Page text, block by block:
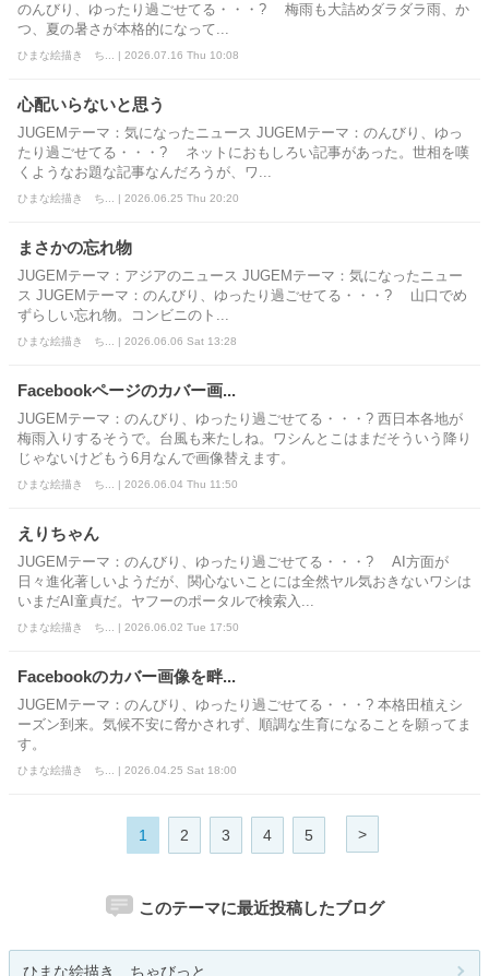
のんびり、ゆったり過ごせてる・・・? 梅雨も大詰めダラダラ雨、か
つ、夏の暑さが本格的になって...
ひまな絵描き ち... | 2026.07.16 Thu 10:08
心配いらないと思う
JUGEMテーマ：気になったニュース JUGEMテーマ：のんびり、ゆっ
たり過ごせてる・・・? ネットにおもしろい記事があった。世相を嘆
くようなお題な記事なんだろうが、ワ...
ひまな絵描き ち... | 2026.06.25 Thu 20:20
まさかの忘れ物
JUGEMテーマ：アジアのニュース JUGEMテーマ：気になったニュー
ス JUGEMテーマ：のんびり、ゆったり過ごせてる・・・? 山口でめ
ずらしい忘れ物。コンビニのト...
ひまな絵描き ち... | 2026.06.06 Sat 13:28
Facebookページのカバー画...
JUGEMテーマ：のんびり、ゆったり過ごせてる・・・? 西日本各地が
梅雨入りするそうで。台風も来たしね。ワシんとこはまだそういう降り
じゃないけどもう6月なんで画像替えます。
ひまな絵描き ち... | 2026.06.04 Thu 11:50
えりちゃん
JUGEMテーマ：のんびり、ゆったり過ごせてる・・・? AI方面が
日々進化著しいようだが、関心ないことには全然ヤル気おきないワシは
いまだAI童貞だ。ヤフーのポータルで検索入...
ひまな絵描き ち... | 2026.06.02 Tue 17:50
Facebookのカバー画像を畔...
JUGEMテーマ：のんびり、ゆったり過ごせてる・・・? 本格田植えシ
ーズン到来。気候不安に脅かされず、順調な生育になることを願ってま
す。
ひまな絵描き ち... | 2026.04.25 Sat 18:00
1 2 3 4 5 >
このテーマに最近投稿したブログ
ひまな絵描き ちゃびっと